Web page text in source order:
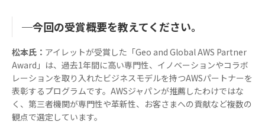
─今回の受賞概要を教えてください。
松本氏： アイレットが受賞した「Geo and Global AWS Partner
Award」は、過去1年間に高い専門性、イノベーションやコラボ
レーションを取り入れたビジネスモデルを持つAWSパートナーを
表彰するプログラムです。AWSジャパンが推薦したわけではな
く、第三者機関が専門性や革新性、お客さまへの貢献など複数の
観点で選定しています。